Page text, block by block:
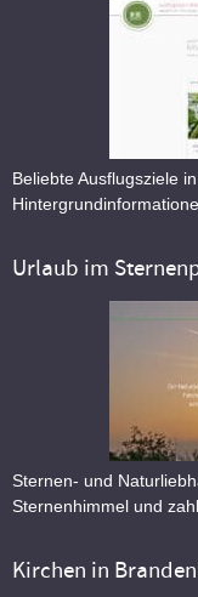
Beliebte Ausflugsziele
Urlaub im
Sternen- und
Sternenhimmel und
Kirchen in